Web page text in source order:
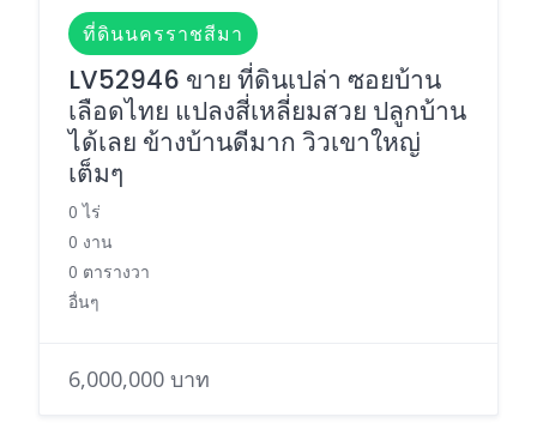
ที่ดินนครราชสีมา
LV52946 ขาย ที่ดินเปล่า ซอยบ้าน
เลือดไทย แปลงสี่เหลี่ยมสวย ปลูกบ้าน
ได้เลย ข้างบ้านดีมาก วิวเขาใหญ่
เต็มๆ
0 ไร่
0 งาน
0 ตารางวา
อื่นๆ
6,000,000 บาท